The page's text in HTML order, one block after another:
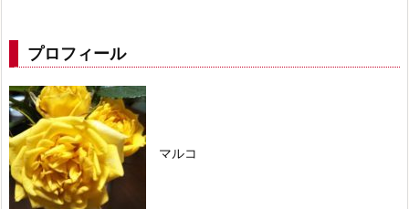
プロフィール
マルコ